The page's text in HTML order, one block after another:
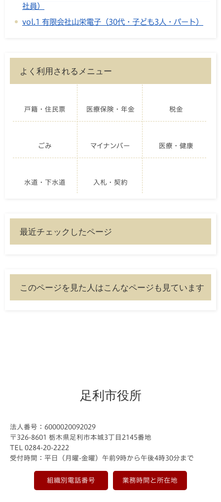
社員）
vol.1 有限会社山栄電子（30代・子ども3人・パート）
よく利用されるメニュー
戸籍・住民票 医療保険・年金 税金
ごみ マイナンバー 医療・健康
水道・下水道 入札・契約
最近チェックしたページ
このページを見た人はこんなページも見ています
足利市役所
法人番号：6000020092029
〒326-8601 栃木県足利市本城3丁目2145番地
TEL 0284-20-2222
受付時間：平日（月曜-金曜）午前9時から午後4時30分まで
組織別電話番号 業務時間と所在地